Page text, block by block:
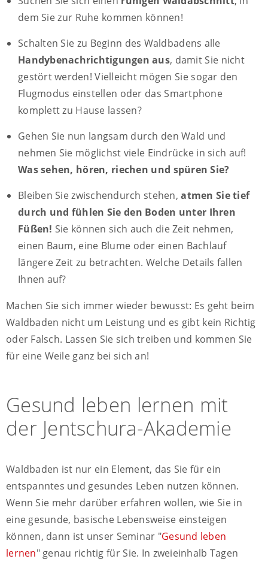
dem Sie zur Ruhe kommen können!
Schalten Sie zu Beginn des Waldbadens alle
Handybenachrichtigungen aus, damit Sie nicht
gestört werden! Vielleicht mögen Sie sogar den
Flugmodus einstellen oder das Smartphone
komplett zu Hause lassen?
Gehen Sie nun langsam durch den Wald und
nehmen Sie möglichst viele Eindrücke in sich auf!
Was sehen, hören, riechen und spüren Sie?
Bleiben Sie zwischendurch stehen,atmen Sie tief
durch und fühlen Sie den Boden unter Ihren
Füßen! Sie können sich auch die Zeit nehmen,
einen Baum, eine Blume oder einen Bachlauf
längere Zeit zu betrachten. Welche Details fallen
Ihnen auf?
Machen Sie sich immer wieder bewusst: Es geht beim
Waldbaden nicht um Leistung und es gibt kein Richtig
oder Falsch. Lassen Sie sich treiben und kommen Sie
für eine Weile ganz bei sich an!
Gesund leben lernen mit
der Jentschura-Akademie
Waldbaden ist nur ein Element, das Sie für ein
entspanntes und gesundes Leben nutzen können.
Wenn Sie mehr darüber erfahren wollen, wie Sie in
eine gesunde, basische Lebensweise einsteigen
können, dann ist unser Seminar "Gesund leben
lernen" genau richtig für Sie. In zweieinhalb Tagen